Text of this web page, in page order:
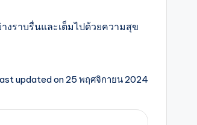
งราบรื่นและเต็มไปด้วยความสุข
updated on 25 พฤศจิกายน 2024